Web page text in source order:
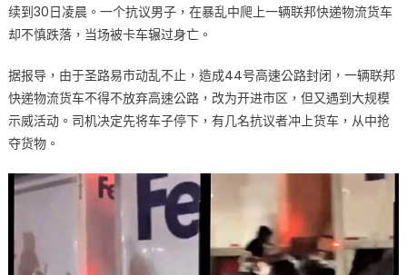
区
动
抗
议
男
车
碾
死〉
中
续到30日凌晨。一个抗议男子，在暴乱中爬上一辆联邦快递物流货车
却不慎跌落，当场被卡车辗过身亡。
据报导，由于圣路易市动乱不止，造成44号高速公路封闭，一辆联邦
快递物流货车不得不放弃高速公路，改为开进市区，但又遇到大规模
示威活动。司机决定先将车子停下，有几名抗议者冲上货车，从中抢
夺货物。